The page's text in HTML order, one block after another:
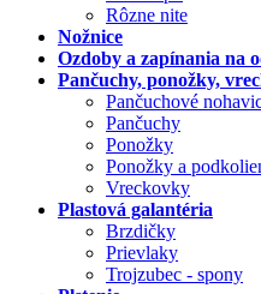
Rôzne nite
Nožnice
Ozdoby a zapínania na
Pančuchy, ponožky,
Pančuchové
Pančuchy
Ponožky
Ponožky a
Vreckovky
Plastová galantéria
Brzdičky
Prievlaky
Trojzubec - spony